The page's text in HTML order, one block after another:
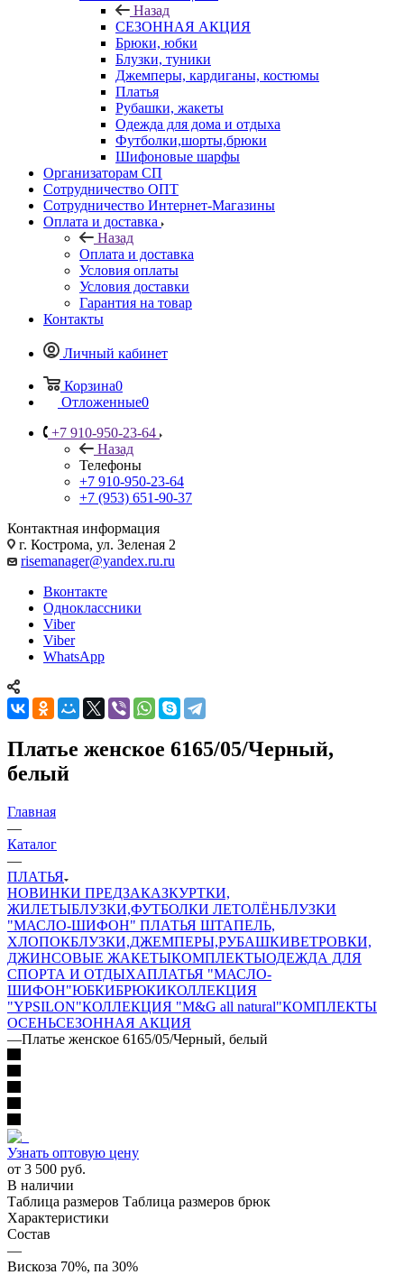
Назад
СЕЗОННАЯ АКЦИЯ
Брюки, юбки
Блузки, туники
Джемперы, кардиганы, костюмы
Платья
Рубашки, жакеты
Одежда для дома и отдыха
Футболки,шорты,брюки
Шифоновые шарфы
Организаторам СП
Сотрудничество ОПТ
Сотрудничество Интернет-Магазины
Оплата и доставка
Назад
Оплата и доставка
Условия оплаты
Условия доставки
Гарантия на товар
Контакты
Личный кабинет
Корзина0
Отложенные0
+7 910-950-23-64
Назад
Телефоны
+7 910-950-23-64
+7 (953) 651-90-37
Контактная информация
г. Кострома, ул. Зеленая 2
risemanager@yandex.ru.ru
Вконтакте
Одноклассники
Viber
Viber
WhatsApp
Платье женское 6165/05/Черный,
белый
Главная
—
Каталог
—
ПЛАТЬЯ
НОВИНКИ ПРЕДЗАКАЗКУРТКИ,
ЖИЛЕТЫБЛУЗКИ,ФУТБОЛКИ ЛЕТОЛЁНБЛУЗКИ
"МАСЛО-ШИФОН" ПЛАТЬЯ ШТАПЕЛЬ,
ХЛОПОКБЛУЗКИ,ДЖЕМПЕРЫ,РУБАШКИВЕТРОВКИ,
ДЖИНСОВЫЕ ЖАКЕТЫКОМПЛЕКТЫОДЕЖДА ДЛЯ
СПОРТА И ОТДЫХАПЛАТЬЯ "МАСЛО-
ШИФОН"ЮБКИБРЮКИКОЛЛЕКЦИЯ
"YPSILON"КОЛЛЕКЦИЯ "M&G all natural"КОМПЛЕКТЫ
ОСЕНЬСЕЗОННАЯ АКЦИЯ
—Платье женское 6165/05/Черный, белый
Узнать оптовую цену
от 3 500 руб.
В наличии
Таблица размеров Таблица размеров брюк
Характеристики
Состав
—
Вискоза 70%, па 30%